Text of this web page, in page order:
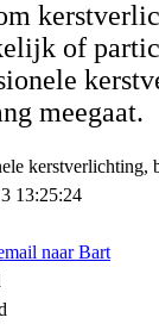
of
meegaat.
kerstverlichting,
13:25:24
naar Bart